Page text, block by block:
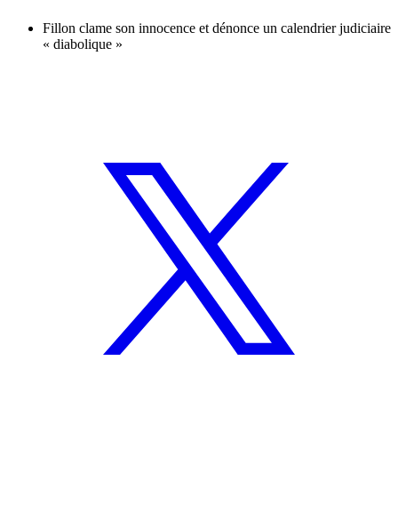
Fillon clame son innocence et dénonce un calendrier judiciaire
« diabolique »